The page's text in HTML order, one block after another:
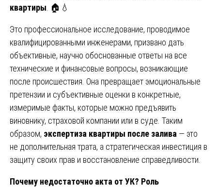
квартиры . 🏠💧
Это профессиональное исследование, проводимое
квалифицированными инженерами, призвано дать
объективные, научно обоснованные ответы на все
технические и финансовые вопросы, возникающие
после происшествия. Она превращает эмоциональные
претензии и субъективные оценки в конкретные,
измеримые факты, которые можно предъявить
виновнику, страховой компании или в суде. Таким
образом, экспертиза квартиры после залива — это
не дополнительная трата, а стратегическая инвестиция в
защиту своих прав и восстановление справедливости.
Почему недостаточно акта от УК? Роль